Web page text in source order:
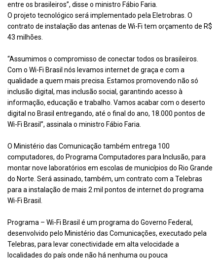
entre os brasileiros”, disse o ministro Fábio Faria.
O projeto tecnológico será implementado pela Eletrobras. O
contrato de instalação das antenas de Wi-Fi tem orçamento de R$
43 milhões.
“Assumimos o compromisso de conectar todos os brasileiros.
Com o Wi-Fi Brasil nós levamos internet de graça e com a
qualidade a quem mais precisa. Estamos promovendo não só
inclusão digital, mas inclusão social, garantindo acesso à
informação, educação e trabalho. Vamos acabar com o deserto
digital no Brasil entregando, até o final do ano, 18.000 pontos de
Wi-Fi Brasil”, assinala o ministro Fábio Faria.
O Ministério das Comunicação também entrega 100
computadores, do Programa Computadores para Inclusão, para
montar nove laboratórios em escolas de municípios do Rio Grande
do Norte. Será assinado, também, um contrato com a Telebras
para a instalação de mais 2 mil pontos de internet do programa
Wi-Fi Brasil.
Programa – Wi-Fi Brasil é um programa do Governo Federal,
desenvolvido pelo Ministério das Comunicações, executado pela
Telebras, para levar conectividade em alta velocidade a
localidades do país onde não há nenhuma ou pouca